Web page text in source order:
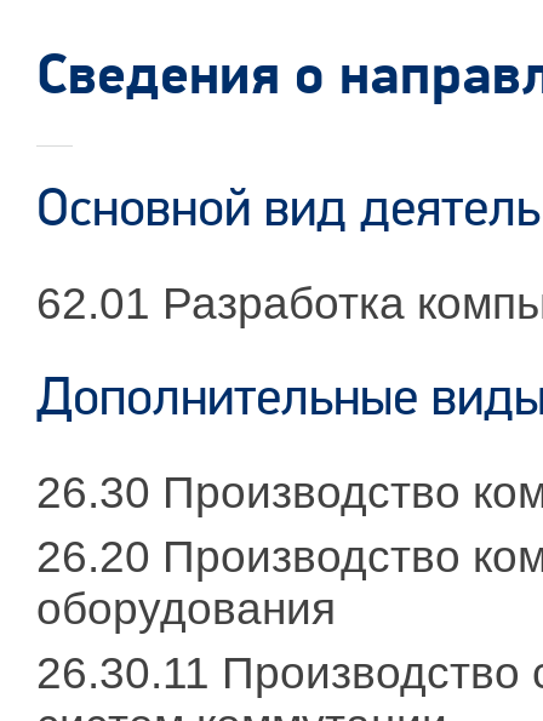
Сведения о
Основной вид
62.01 Разработка
Дополнительные
26.30 Производство
26.20 Производство
оборудования
26.30.11